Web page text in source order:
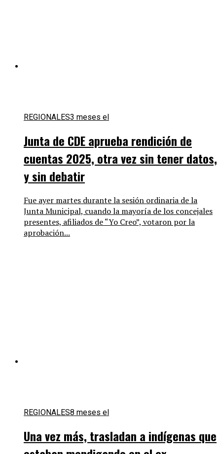
REGIONALES3 meses el
Junta de CDE aprueba rendición de
cuentas 2025, otra vez sin tener datos,
y sin debatir
Fue ayer martes durante la sesión ordinaria de la
Junta Municipal, cuando la mayoría de los concejales
presentes, afiliados de “Yo Creo”, votaron por la
aprobación...
REGIONALES8 meses el
Una vez más, trasladan a indígenas que